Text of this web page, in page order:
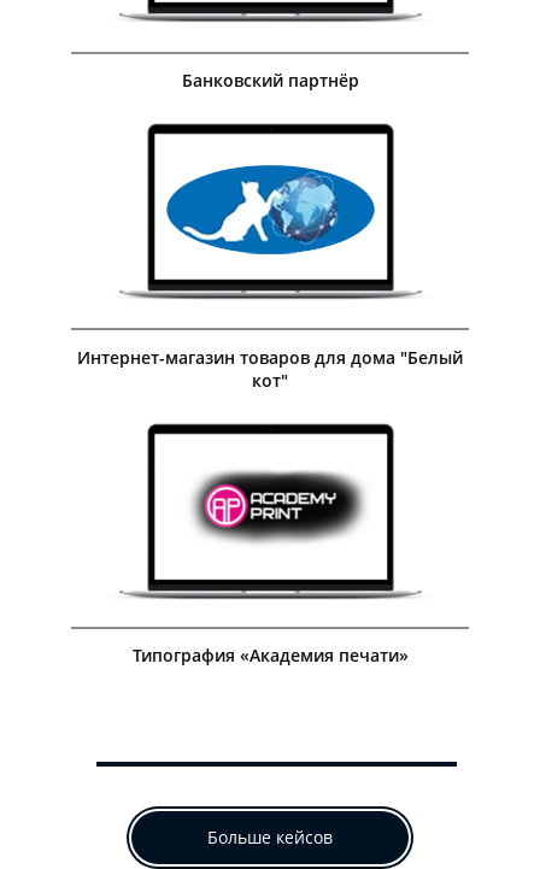
Банковский партнёр
Посмотреть кейс
Интернет-магазин товаров для дома "Белый
кот"
Посмотреть кейс
Типография «Академия печати»
Больше кейсов